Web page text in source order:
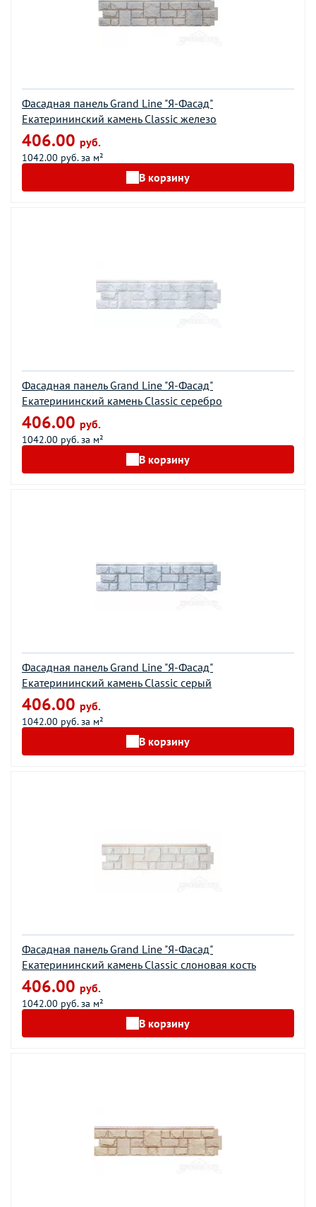
Фасадная панель Grand Line "Я-Фасад"
Екатерининский камень Classic железо
406.00 руб.
1042.00 руб. за м²
В корзину
Фасадная панель Grand Line "Я-Фасад"
Екатерининский камень Classic серебро
406.00 руб.
1042.00 руб. за м²
В корзину
Фасадная панель Grand Line "Я-Фасад"
Екатерининский камень Classic серый
406.00 руб.
1042.00 руб. за м²
В корзину
Фасадная панель Grand Line "Я-Фасад"
Екатерининский камень Classic слоновая кость
406.00 руб.
1042.00 руб. за м²
В корзину